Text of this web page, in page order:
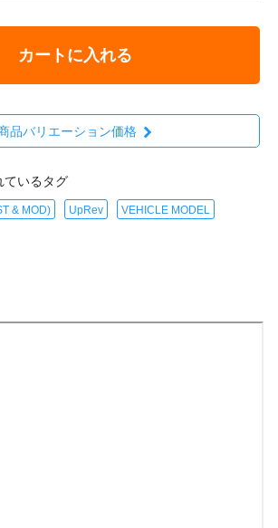
カートに入れる
品バリエーション価格
ているタグ
& MOD) UpRev VEHICLE MODEL